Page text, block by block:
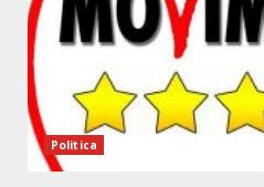
Politica